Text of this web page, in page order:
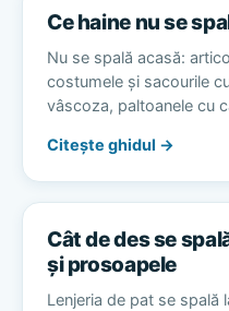
Ce haine nu se
Nu se spală acasă:
costumele și sacourile
vâscoza, paltoanele cu
Citește ghidul →
Cât de des se
și prosoapele
Lenjeria de pat se spală